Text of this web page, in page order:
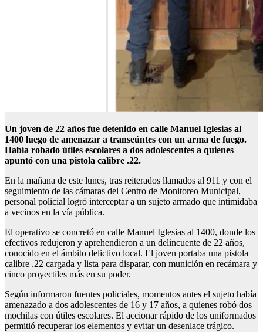
Un joven de 22 años fue detenido en calle Manuel Iglesias al
1400 luego de amenazar a transeúntes con un arma de fuego.
Había robado útiles escolares a dos adolescentes a quienes
apuntó con una pistola calibre .22.
En la mañana de este lunes, tras reiterados llamados al 911 y con el
seguimiento de las cámaras del Centro de Monitoreo Municipal,
personal policial logró interceptar a un sujeto armado que intimidaba
a vecinos en la vía pública.
El operativo se concretó en calle Manuel Iglesias al 1400, donde los
efectivos redujeron y aprehendieron a un delincuente de 22 años,
conocido en el ámbito delictivo local. El joven portaba una pistola
calibre .22 cargada y lista para disparar, con munición en recámara y
cinco proyectiles más en su poder.
Según informaron fuentes policiales, momentos antes el sujeto había
amenazado a dos adolescentes de 16 y 17 años, a quienes robó dos
mochilas con útiles escolares. El accionar rápido de los uniformados
permitió recuperar los elementos y evitar un desenlace trágico.